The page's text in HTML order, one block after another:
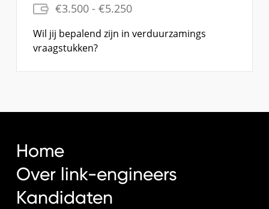
€3.500 - €5.250
Wil jij bepalend zijn in verduurzamings
vraagstukken?
Home
Over link-engineers
Kandidaten